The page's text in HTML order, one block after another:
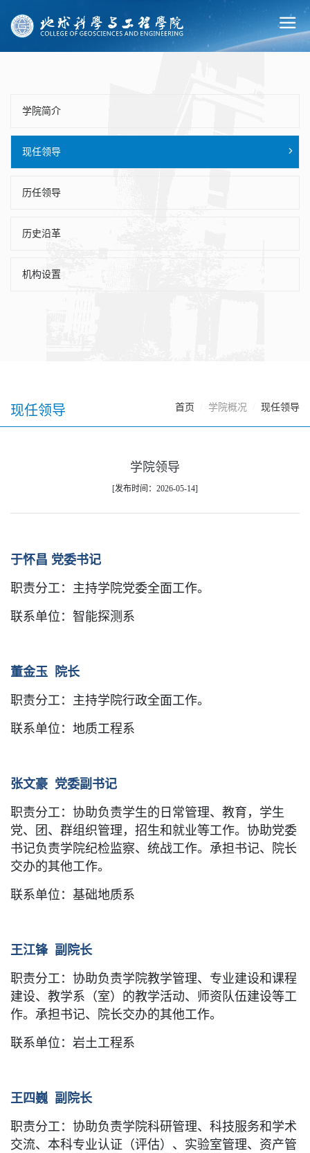
学院简介
现任领导
历任领导
历史沿革
机构设置
现任领导 首页 学院概况 现任领导
学院领导
[发布时间：2026-05-14]
于怀昌 党委书记
职责分工： 主持学院党委全面工作。
联系单位： 智能探测 系
董金玉 院长
职责分工： 主持学院行政全面工作。
联系单位： 地质工程系
张文豪 党委副书记
职责分工： 协助负责学生的日常管理、教育，学生
党、团、群组织管理，招生和就业等工作。协助党委
书记负责学院纪检监察、统战工作。承担书记、院长
交办的其他工作。
联系单位： 基础地质系
王江锋 副院长
职责分工： 协助负责学院教学管理、专业建设和课程
建设、教学系（室）的教学活动、师资队伍建设等工
作。承担书记、 院长交办的其他工作。
联系单位： 岩土工程系
王四巍 副院长
职责分工： 协助负责学院科研管理、科技服务和学术
交流、本科专业认证（评估）、实验室管理、资产管